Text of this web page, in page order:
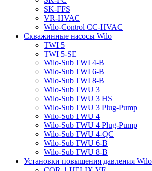
SK-FFS
VR-HVAC
Wilo-Control CC-HVAC
Скважинные насосы Wilo
TWI 5
TWI 5-SE
Wilo-Sub TWI 4-B
Wilo-Sub TWI 6-B
Wilo-Sub TWI 8-B
Wilo-Sub TWU 3
Wilo-Sub TWU 3 HS
Wilo-Sub TWU 3 Plug-Pump
Wilo-Sub TWU 4
Wilo-Sub TWU 4 Plug-Pump
Wilo-Sub TWU 4-QC
Wilo-Sub TWU 6-B
Wilo-Sub TWU 8-B
Установки повышения давления Wilo